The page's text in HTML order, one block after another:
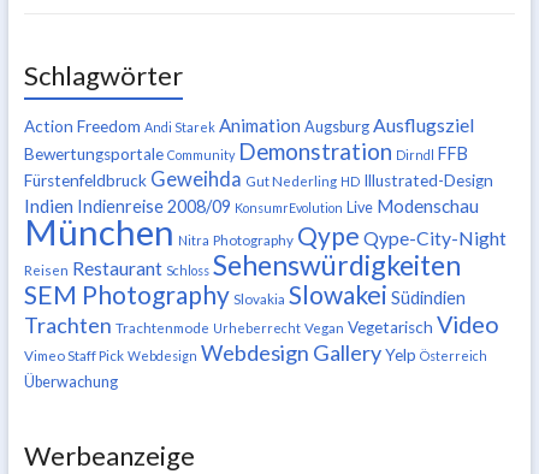
Schlagwörter
Action Freedom Andi Starek Animation Augsburg Ausflugsziel
Bewertungsportale Community Demonstration Dirndl FFB
Fürstenfeldbruck Geweihda Gut Nederling HD Illustrated-Design
Indien Indienreise 2008/09 KonsumrEvolution Live Modenschau
München Nitra Photography Qype Qype-City-Night
Reisen Restaurant Schloss Sehenswürdigkeiten
SEM Photography Slovakia Slowakei Südindien
Trachten Trachtenmode Urheberrecht Vegan Vegetarisch Video
Vimeo Staff Pick Webdesign Webdesign Gallery Yelp Österreich
Überwachung
Werbeanzeige